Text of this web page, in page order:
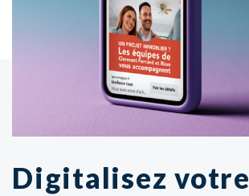
Digitalisez votre